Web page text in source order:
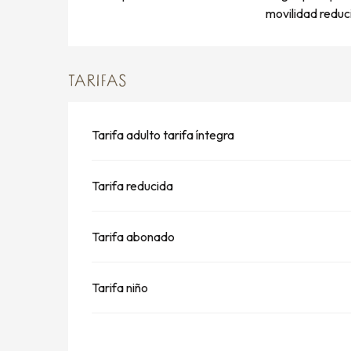
movilidad
TARIFAS
Tarifa adulto tarifa íntegra
Tarifa reducida
Tarifa abonado
Tarifa niño